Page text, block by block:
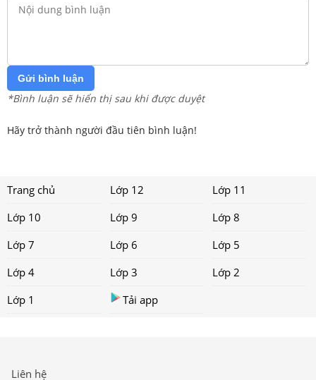
Gửi bình luận
*Bình luận sẽ hiển thị sau khi được duyệt
Hãy trở thành người đầu tiên bình luận!
Trang chủ Lớp 12
Lớp 11
Lớp 10
Lớp 9
Lớp 8
Lớp 7
Lớp 6
Lớp 5
Lớp 4
Lớp 3
Lớp 2
Lớp 1
Tải app
Liên hệ